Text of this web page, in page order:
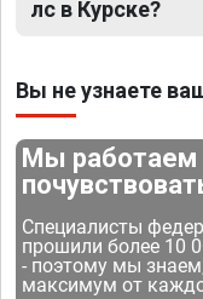
лс в Курске?
Вы не узнаете
Мы работаем
Специалисты
прошили более 10
- поэтому мы
максимум от